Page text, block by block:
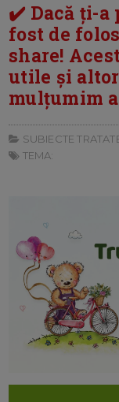
✔️ Dacă ți-a
fost de
share!
utile și
mulțumim
SUBIECTE
TEMA: